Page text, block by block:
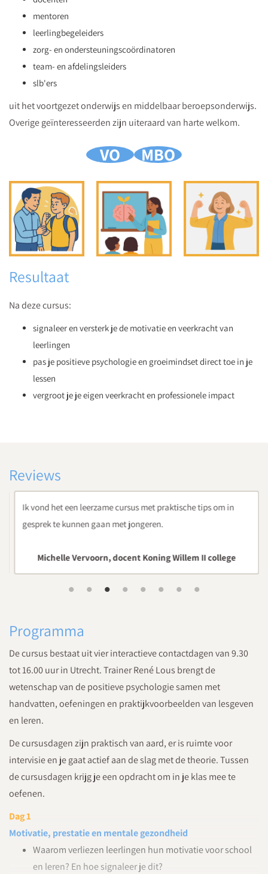
mentoren
leerlingbegeleiders
zorg- en ondersteuningscoördinatoren
team- en afdelingsleiders
slb'ers
uit het voortgezet onderwijs en middelbaar beroepsonderwijs.
Overige geïnteresseerden zijn uiteraard van harte welkom.
VO MBO
Resultaat
Na deze cursus:
signaleer en versterk je de motivatie en veerkracht van
leerlingen
pas je positieve psychologie en groeimindset direct toe in je
lessen
vergroot je je eigen veerkracht en professionele impact
Reviews
Ik vond het een leerzame cursus met praktische tips om in
gesprek te kunnen gaan met jongeren.
Michelle Vervoorn, docent Koning Willem II college
Programma
De cursus bestaat uit vier interactieve contactdagen van 9.30
tot 16.00 uur in Utrecht. Trainer René Lous brengt de
wetenschap van de positieve psychologie samen met
handvatten, oefeningen en praktijkvoorbeelden van lesgeven
en leren.
De cursusdagen zijn praktisch van aard, er is ruimte voor
intervisie en je gaat actief aan de slag met de theorie. Tussen
de cursusdagen krijg je een opdracht om in je klas mee te
oefenen.
Dag 1
Motivatie, prestatie en mentale gezondheid
Waarom verliezen leerlingen hun motivatie voor school
en leren? En hoe signaleer je dit?